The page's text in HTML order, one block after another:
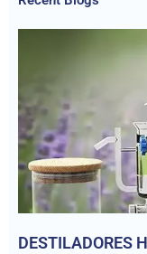
DESTILADORES